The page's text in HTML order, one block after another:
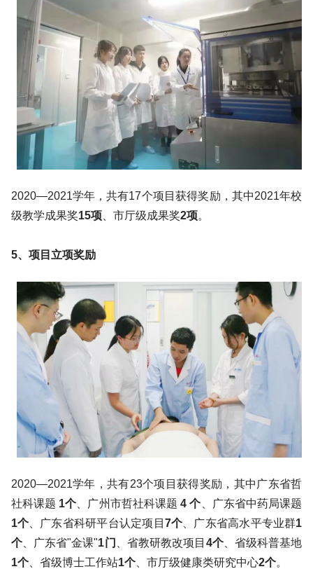
2020—2021学年，共有17个项目获得奖励，其中2021年校
级教学成果奖15项、市厅级成果奖2项。
5、项目立项奖励
2020—2021学年，共有23个项目获得奖励，其中广东省哲
社科课题 1个 、广州市哲社科课题 4 个 、广东省中药局课题
1个 、广东省科研平台认定项目 7个 、广东省高水平专业群1
个、广东省"金课"1门 、省教研教改项目 4个、省级科普基地
1个、省级博士工作站1个、市厅级健康类研究中心2个。